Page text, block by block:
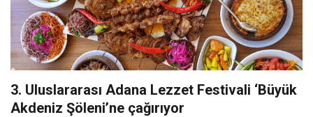
3. Uluslararası Adana Lezzet Festivali ‘Büyük
Akdeniz Şöleni’ne çağırıyor